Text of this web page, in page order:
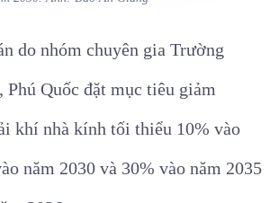
do nhóm chuyên gia Trường
Quốc đặt mục tiêu giảm
khí nhà kính tối thiểu 10% vào
năm 2030 và 30% vào năm 2035